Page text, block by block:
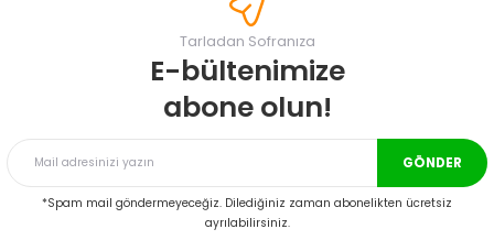
Ürün resmi kalitesiz, bozuk veya görüntülenemiyor.
Ürün bilgilerinde hatalar bulunuyor.
Bu ürüne benzer farklı alternatifler olmalı.
Tarladan Sofranıza
E-bültenimize
abone olun!
GÖNDER
*Spam mail göndermeyeceğiz. Dilediğiniz zaman abonelikten ücretsiz
ayrılabilirsiniz.